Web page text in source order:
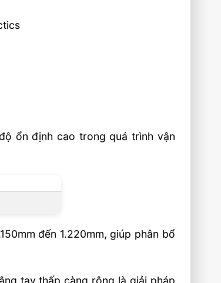
ổn định cao trong quá trình vận
đến 1.220mm, giúp phân bổ
tay thấp càng rộng là giải pháp